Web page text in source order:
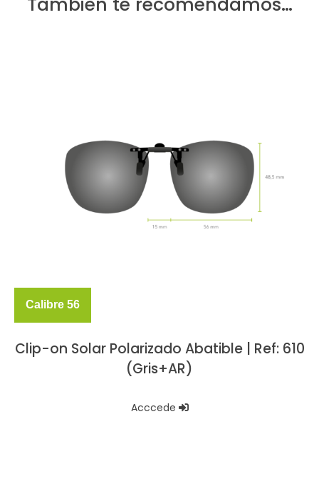
Calibre 56
Clip-on Solar Polarizado Abatible | Ref: 610
(Gris+AR)
Acccede